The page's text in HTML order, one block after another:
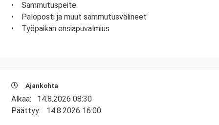
• Sammutuspeite
• Paloposti ja muut sammutusvälineet
• Työpaikan ensiapuvalmius
Ajankohta
Alkaa: 14.8.2026 08:30
Päättyy: 14.8.2026 16:00